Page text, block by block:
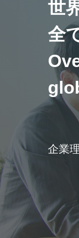
世
全
企業